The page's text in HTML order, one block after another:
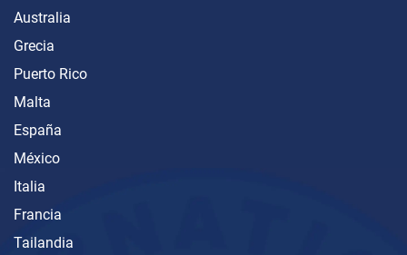
Australia
Grecia
Puerto Rico
Malta
España
México
Italia
Francia
Tailandia